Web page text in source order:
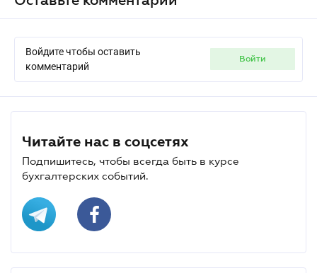
Войдите чтобы оставить
комментарий
войти
Читайте нас в соцсетях
Подпишитесь, чтобы всегда быть в курсе
бухгалтерских событий.